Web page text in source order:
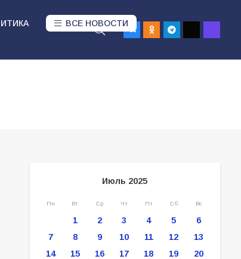
ВСЕ НОВОСТИ
Июль 2025
Пн Вт Ср Чт Пт Сб Вс
1 2 3 4 5
6
7
8 9 10 11 12
13
14
15 16 17 18 19
20